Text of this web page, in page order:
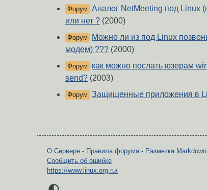
Форум Аналог NetMeeting под Linux
или нет ? (2000)
Форум
Можно ли из под Linux
модем) ??? (2000)
Форум
как можно послать юзерам
send? (2003)
Форум Защищенные приложения в
О Сервере - Правила форума- Разметка Markdown
Сообщить об ошибке
https://www.linux.org.ru/